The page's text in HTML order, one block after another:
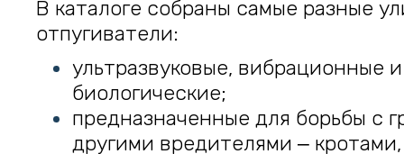
В каталоге собраны самые разные
отпугиватели:
ультразвуковые, вибрационные
биологические;
предназначенные для борьбы с
другими вредителями ‒